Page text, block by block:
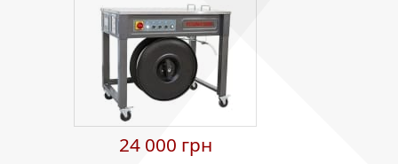
24 000 грн